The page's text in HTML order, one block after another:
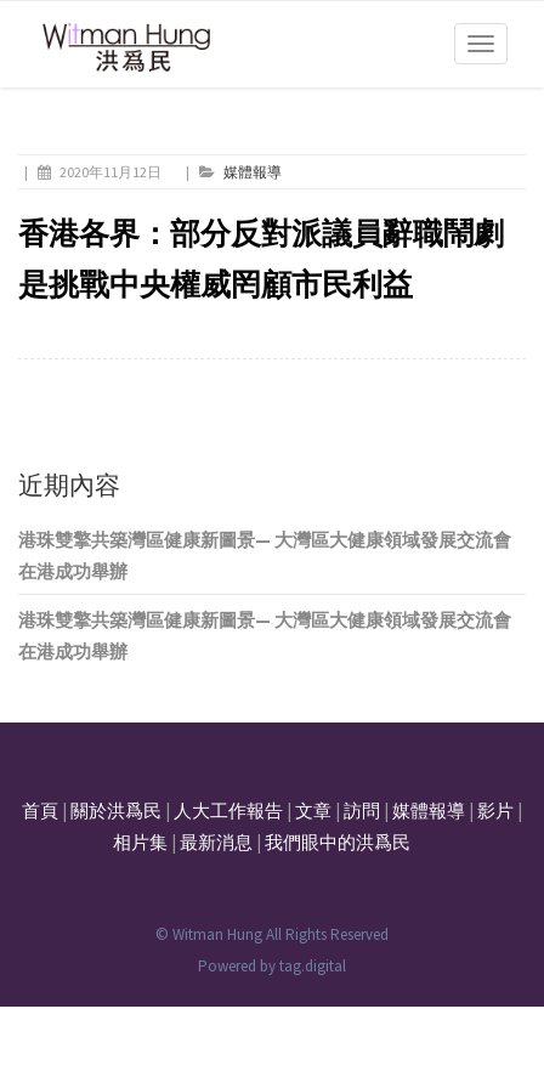
Toggle
| 2020年11月12日 | 媒體報導
香港各界：部分反對派議員辭職鬧劇
是挑戰中央權威罔顧市民利益
近期內容
港珠雙擎共築灣區健康新圖景— 大灣區大健康領域發展交流會
在港成功舉辦
港珠雙擎共築灣區健康新圖景— 大灣區大健康領域發展交流會
在港成功舉辦
首頁 關於洪爲民 人大工作報告 文章 訪問 媒體報導 影片
相片集| 最新消息 我們眼中的洪爲民
© Witman Hung All Rights Reserved
Powered bytag.digital